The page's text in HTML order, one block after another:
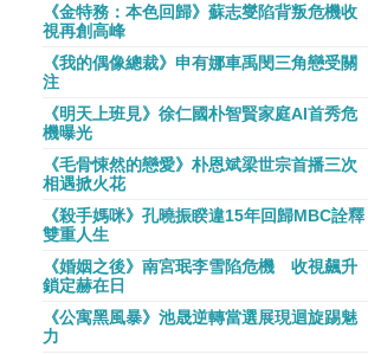
《金特務：本色回歸》蘇志燮陷背叛危機收
視再創高峰
《我的偶像總裁》申有娜車禹閔三角戀受關
注
《明天上班見》徐仁國朴智賢家庭AI首秀危
機曝光
《毛骨悚然的戀愛》朴恩斌梁世宗首播三次
相遇掀火花
《殺手媽咪》孔曉振睽違15年回歸MBC詮釋
雙重人生
《婚姻之後》南宮珉李雪陷危機 收視飆升
鎖定赫在日
《公寓黑風暴》池晟逆轉當選展現迴旋踢魅
力